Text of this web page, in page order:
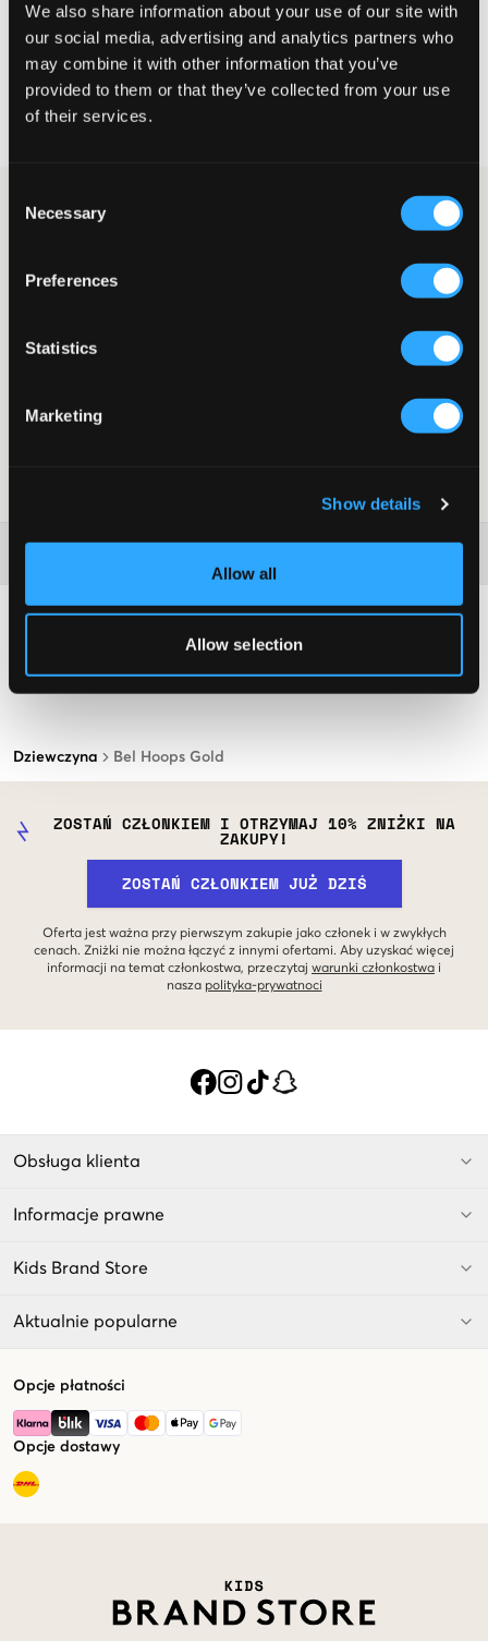
We also share information about your use of our site with
our social media, advertising and analytics partners who
may combine it with other information that you’ve
provided to them or that they’ve collected from your use
of their services.
Selection
Necessary
Preferences
Statistics
Marketing
Show details
Allow all
Allow selection
Dziewczyna Bel Hoops Gold
WYBIERZ SWÓJ ROZMIAR
Darmowa dostawa od 199 zł
60 dni na zwrot
W serii Edblads Bel serce to piękny, mieniący się kamień, który
jest jednocześnie trochę zadziorny i klasyczny — i staje się
tygodniu. W Bel hoops serce jest zawieszone pod obręczą i
prezentowane tutaj w błyszczącym pozłacanym wykończeniu na
Rozmiar 8x8 mm
Cyrkonia sześcienna
Błyszczące pozłacanie 14K
ZOSTAŃ CZŁONKIEM I OTRZYMAJ 10% ZNIŻKI NA
ZAKUPY!
ZOSTAŃ CZŁONKIEM JUŻ DZIŚ
Oferta jest ważna przy pierwszym zakupie jako członek i w zwykłych
cenach. Zniżki nie można łączyć z innymi ofertami. Aby uzyskać więcej
informacji na temat członkostwa, przeczytaj warunki członkostwa i
nasza polityka-prywatnoci
Obsługa klienta
Informacje prawne
Kids Brand Store
Aktualnie popularne
Opcje płatności
Opcje dostawy